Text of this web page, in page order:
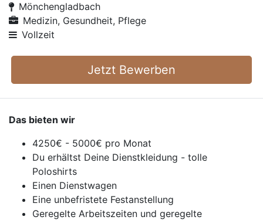
Mönchengladbach
Medizin, Gesundheit, Pflege
Vollzeit
Jetzt Bewerben
Das bieten wir
4250€ - 5000€ pro Monat
Du erhältst Deine Dienstkleidung - tolle
Poloshirts
Einen Dienstwagen
Eine unbefristete Festanstellung
Geregelte Arbeitszeiten und geregelte